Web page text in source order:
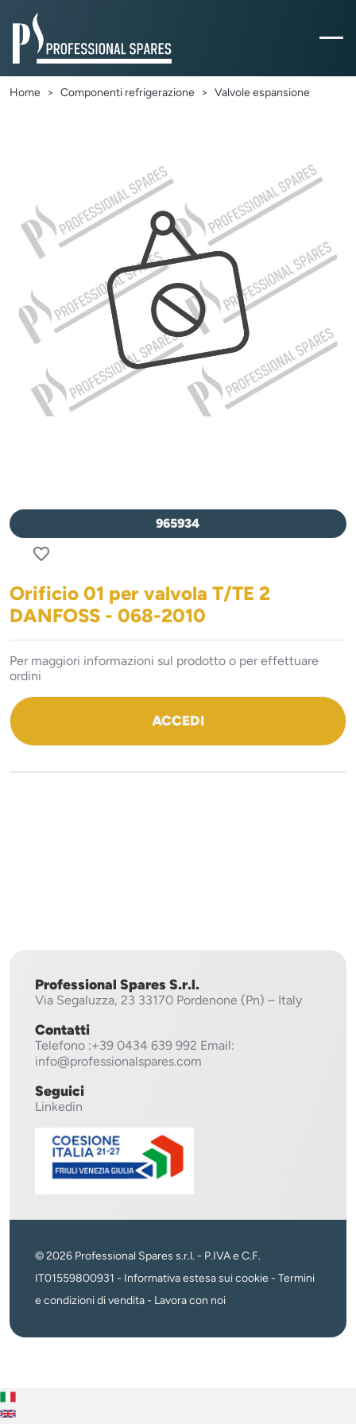
Home Componenti refrigerazione Valvole espansione
965934
favorite_border
Orificio 01 per valvola T/TE 2
DANFOSS - 068-2010
Per maggiori informazioni sul prodotto o per effettuare
ordini
ACCEDI
Professional Spares S.r.l.
Via Segaluzza, 23 33170 Pordenone (Pn) – Italy
Contatti
Telefono :+39 0434 639 992 Email:
info@professionalspares.com
Seguici
Linkedin
© 2026 Professional Spares s.r.l. - P.IVA e C.F.
IT01559800931 - Informativa estesa sui cookie - Termini
e condizioni di vendita- Lavora con noi